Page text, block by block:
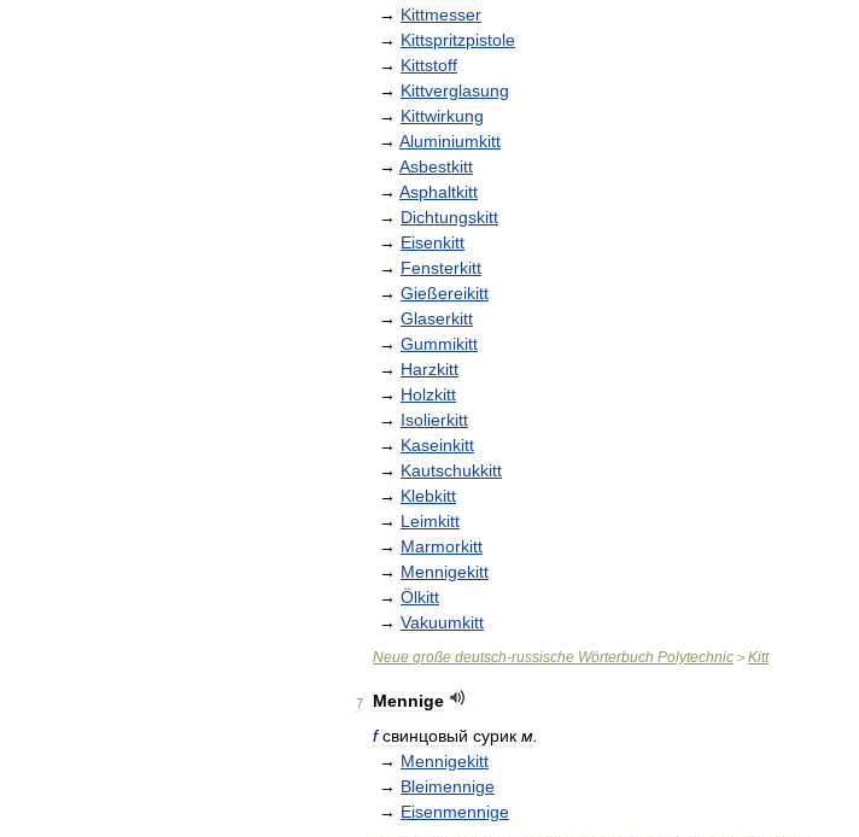
→ Kittmesser
→ Kittspritzpistole
→ Kittstoff
→ Kittverglasung
→ Kittwirkung
→ Aluminiumkitt
→ Asbestkitt
→ Asphaltkitt
→ Dichtungskitt
→ Eisenkitt
→ Fensterkitt
→ Gießereikitt
→ Glaserkitt
→ Gummikitt
→ Harzkitt
→ Holzkitt
→ Isolierkitt
→ Kaseinkitt
→ Kautschukkitt
→ Klebkitt
→ Leimkitt
→ Marmorkitt
→ Mennigekitt
→ Ölkitt
→ Vakuumkitt
Neue große deutsch-russische Wörterbuch Polytechnic > Kitt
7
Mennige
f свинцовый сурик м
→ Mennigekitt
→ Bleimennige
→ Eisenmennige